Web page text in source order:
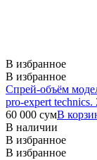
В избранное
В избранное
Спрей-объём
pro-expert technics.
60 000 сумВ
В наличии
В избранное
В избранное